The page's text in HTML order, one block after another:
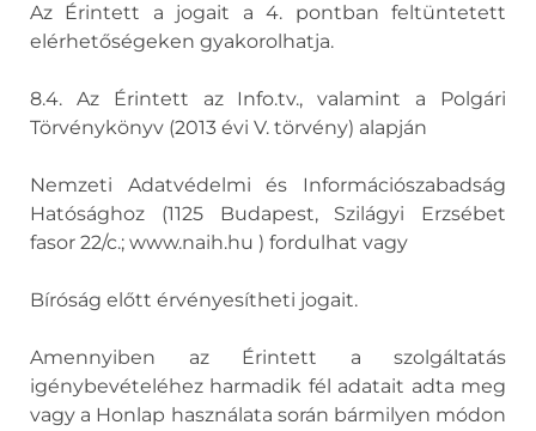
Az Érintett a jogait a 4. pontban feltüntetett
elérhetőségeken gyakorolhatja.
8.4. Az Érintett az Info.tv., valamint a Polgári
Törvénykönyv (2013 évi V. törvény) alapján
Nemzeti Adatvédelmi és Információszabadság
Hatósághoz (1125 Budapest, Szilágyi Erzsébet
fasor 22/c.; www.naih.hu ) fordulhat vagy
Bíróság előtt érvényesítheti jogait.
Amennyiben az Érintett a szolgáltatás
igénybevételéhez harmadik fél adatait adta meg
vagy a Honlap használata során bármilyen módon